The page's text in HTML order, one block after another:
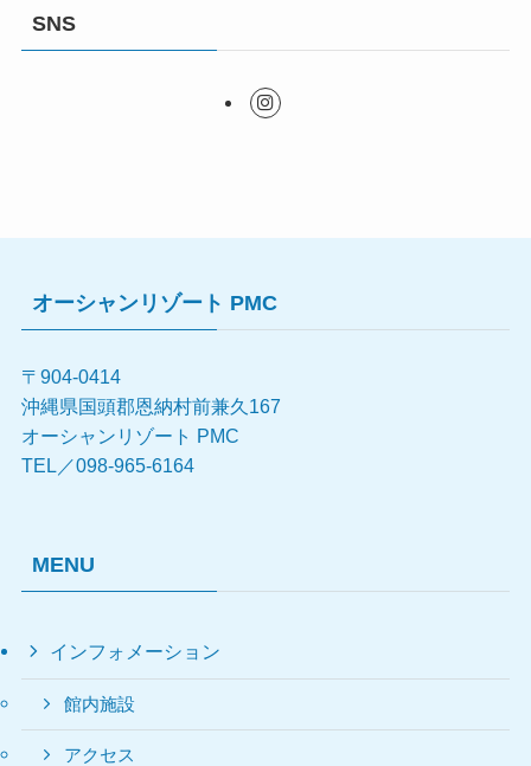
SNS
オーシャンリゾート PMC
〒904-0414
沖縄県国頭郡恩納村前兼久167
オーシャンリゾート PMC
TEL／098-965-6164
MENU
インフォメーション
館内施設
アクセス